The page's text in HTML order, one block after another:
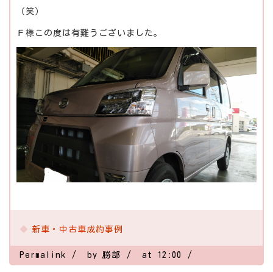
（笑）
Ｆ様この度は有難うございました。
新車・中古車成約事例
Permalink by 勝部 at 12:00